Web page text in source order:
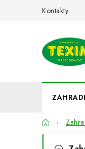
Kontakty
Domů